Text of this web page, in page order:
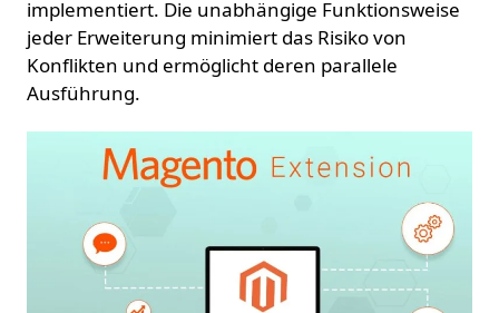
implementiert. Die unabhängige Funktionsweise
jeder Erweiterung minimiert das Risiko von
Konflikten und ermöglicht deren parallele
Ausführung.